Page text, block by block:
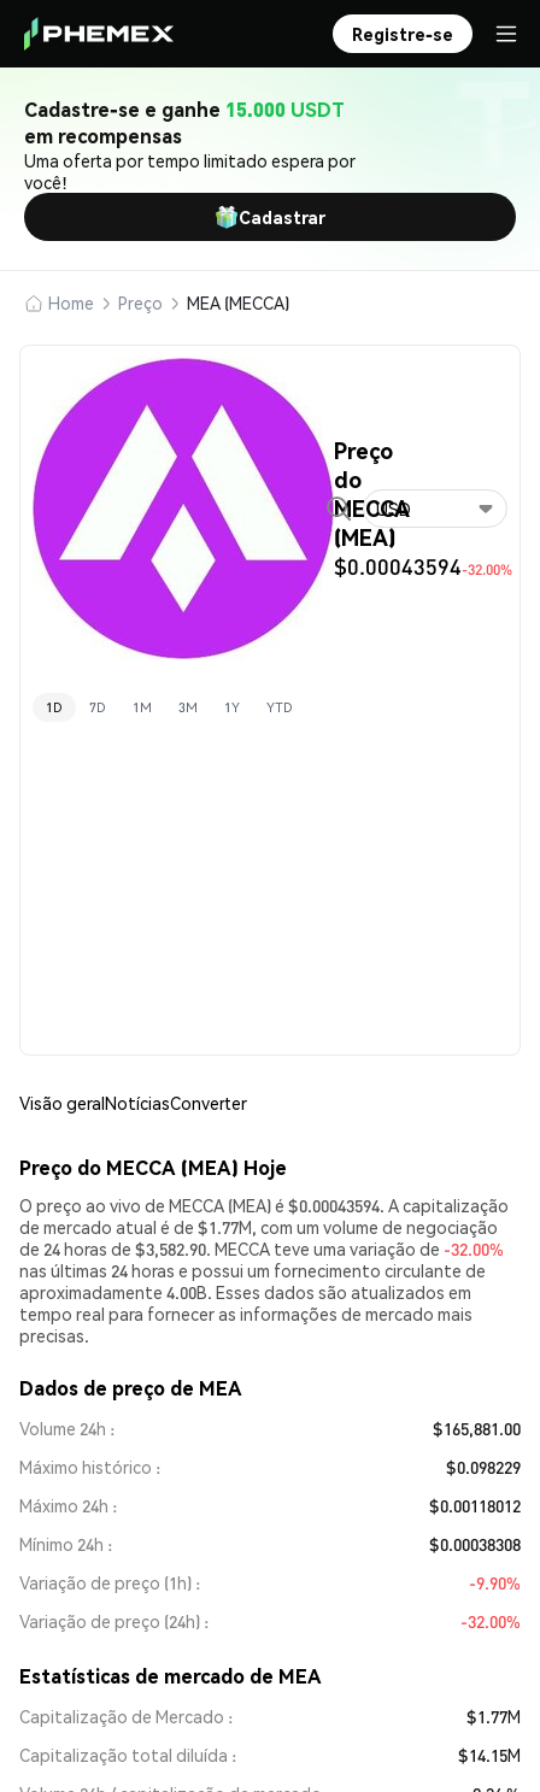
Registre-se
Cadastre-se e ganhe 15.000 USDT
em recompensas
Uma oferta por tempo limitado espera por
você!
Cadastrar
Home Preço MEA (MECCA)
Preço
do
MECCA
(MEA)
$0.00043594-32.00%
USD
1D 7D 1M 3M 1Y YTD
Visão geralNotíciasConverter
Preço do MECCA (MEA) Hoje
O preço ao vivo de MECCA (MEA) é $0.00043594. A capitalização
de mercado atual é de $1.77M, com um volume de negociação
de 24 horas de $3,582.90. MECCA teve uma variação de -32.00%
nas últimas 24 horas e possui um fornecimento circulante de
aproximadamente 4.00B. Esses dados são atualizados em
tempo real para fornecer as informações de mercado mais
precisas.
Dados de preço de MEA
Volume 24h
$165,881.00
Máximo histórico
$0.098229
Máximo 24h
$0.00118012
Mínimo 24h
$0.00038308
Variação de preço (1h)
-9.90%
Variação de preço (24h)
-32.00%
Estatísticas de mercado de MEA
Capitalização de Mercado
$1.77M
Capitalização total diluída
$14.15M